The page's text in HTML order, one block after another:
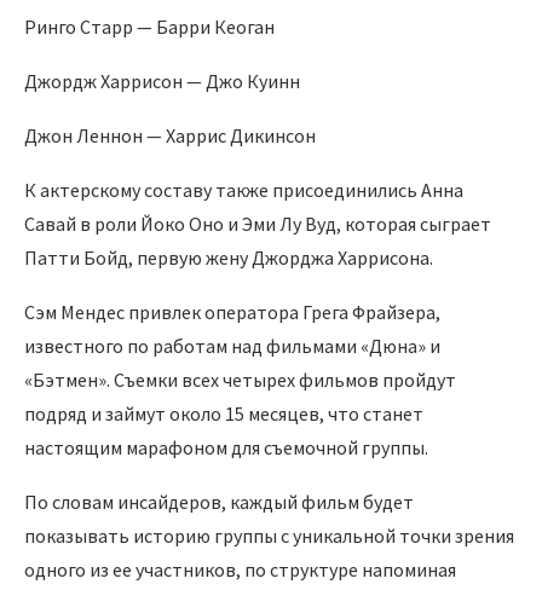
Ринго Старр — Барри Кеоган
Джордж Харрисон — Джо Куинн
Джон Леннон — Харрис Дикинсон
К актерскому составу также присоединились Анна
Савай в роли Йоко Оно и Эми Лу Вуд, которая сыграет
Патти Бойд, первую жену Джорджа Харрисона.
Сэм Мендес привлек оператора Грега Фрайзера,
известного по работам над фильмами «Дюна» и
«Бэтмен». Съемки всех четырех фильмов пройдут
подряд и займут около 15 месяцев, что станет
настоящим марафоном для съемочной группы.
По словам инсайдеров, каждый фильм будет
показывать историю группы с уникальной точки зрения
одного из ее участников, по структуре напоминая